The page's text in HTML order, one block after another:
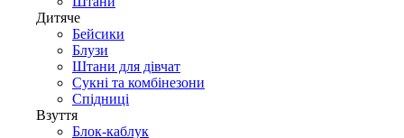
Дитяче
Бейсики
Блузи
Штани для дівчат
Сукні та комбінезони
Спідниці
Взуття
Блок-каблук